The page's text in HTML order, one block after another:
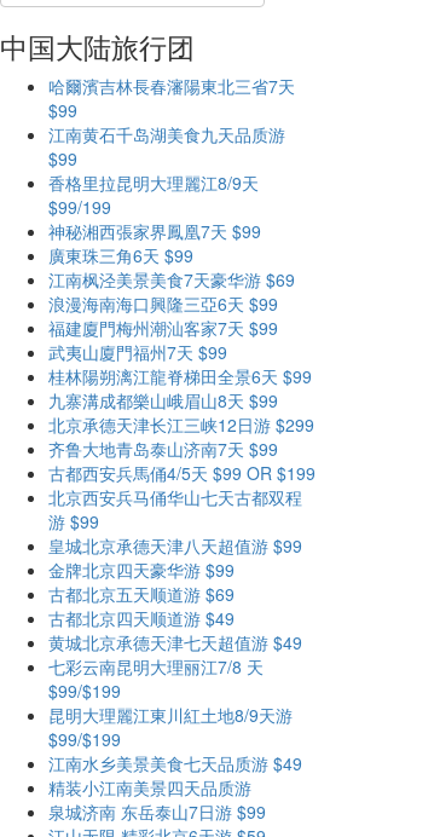
中国大陆旅行团
哈爾濱吉林長春瀋陽東北三省7天
$99
江南黄石千岛湖美食九天品质游
$99
香格里拉昆明大理麗江8/9天
$99/199
神秘湘西張家界鳳凰7天 $99
廣東珠三角6天 $99
江南枫泾美景美食7天豪华游 $69
浪漫海南海口興隆三亞6天 $99
福建廈門梅州潮汕客家7天 $99
武夷山廈門福州7天 $99
桂林陽朔漓江龍脊梯田全景6天 $99
九寨溝成都樂山峨眉山8天 $99
北京承德天津长江三峡12日游 $299
齐鲁大地青岛泰山济南7天 $99
古都西安兵馬俑4/5天 $99 OR $199
北京西安兵马俑华山七天古都双程
游 $99
皇城北京承德天津八天超值游 $99
金牌北京四天豪华游 $99
古都北京五天顺道游 $69
古都北京四天顺道游 $49
黄城北京承德天津七天超值游 $49
七彩云南昆明大理丽江7/8 天
$99/$199
昆明大理麗江東川紅土地8/9天游
$99/$199
江南水乡美景美食七天品质游 $49
精装小江南美景四天品质游
泉城济南 东岳泰山7日游 $99